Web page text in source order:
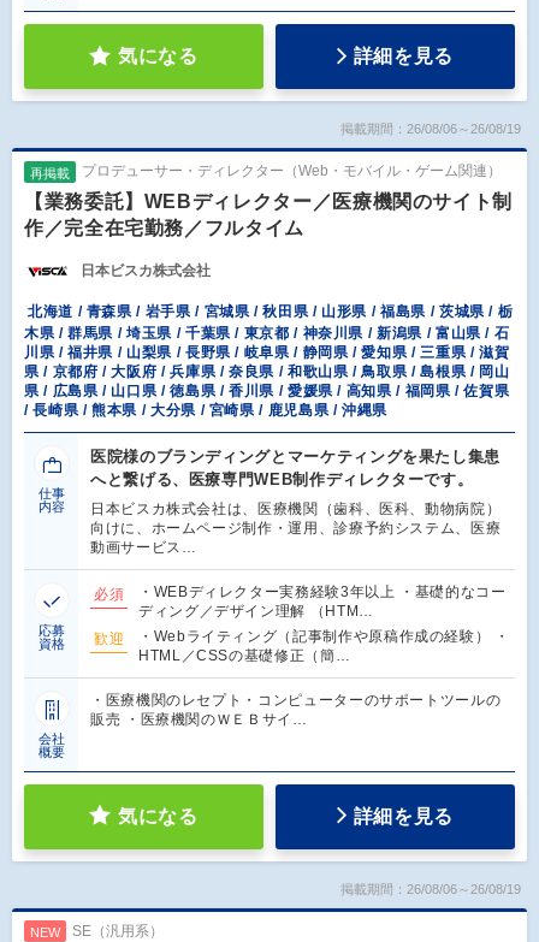
気になる 詳細を見る
掲載期間：26/08/06～26/08/19
再掲載 プロデューサー・ディレクター（Web・モバイル・ゲーム関連）
【業務委託】WEBディレクター／医療機関のサイト制
作／完全在宅勤務／フルタイム
日本ビスカ株式会社
北海道 / 青森県 / 岩手県 / 宮城県 / 秋田県 / 山形県 / 福島県 / 茨城県 / 栃
木県 / 群馬県 / 埼玉県 / 千葉県 / 東京都 / 神奈川県 / 新潟県 / 富山県 / 石
川県 / 福井県 / 山梨県 / 長野県 / 岐阜県 / 静岡県 / 愛知県 / 三重県 / 滋賀
県 / 京都府 / 大阪府 / 兵庫県 / 奈良県 / 和歌山県 / 鳥取県 / 島根県 / 岡山
県 / 広島県 / 山口県 / 徳島県 / 香川県 / 愛媛県 / 高知県 / 福岡県 / 佐賀県
/ 長崎県 / 熊本県 / 大分県 / 宮崎県 / 鹿児島県 / 沖縄県
仕事
内容
医院様のブランディングとマーケティングを果たし集患
へと繋げる、医療専門WEB制作ディレクターです。
日本ビスカ株式会社は、医療機関（歯科、医科、動物病院）
向けに、ホームページ制作・運用、診療予約システム、医療
動画サービス…
応募
資格
必須
・WEBディレクター実務経験3年以上 ・基礎的なコー
ディング／デザイン理解 （HTM…
歓迎
・Webライティング（記事制作や原稿作成の経験） ・
HTML／CSSの基礎修正（簡…
会社
概要
・医療機関のレセプト・コンピューターのサポートツールの
販売 ・医療機関のＷＥＢサイ…
気になる 詳細を見る
掲載期間：26/08/06～26/08/19
NEW SE（汎用系）